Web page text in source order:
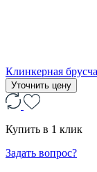
Клинкерная
Уточнить цену
Купить в 1 клик
Задать вопрос?